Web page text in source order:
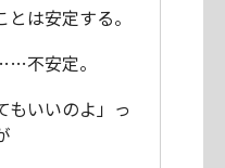
は安定する。
不安定。
もいいのよ」っ